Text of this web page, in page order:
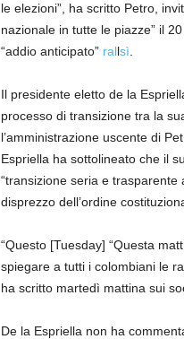
le elezioni”, ha scritto Petro,
nazionale in tutte le piazze” il
“addio anticipato” rallsì
Il presidente eletto de la
processo di transizione tra la
l’amministrazione uscente di
Espriella ha sottolineato che il
“transizione seria e
disprezzo dell’ordine
“Questo [Tuesday] “Questa
spiegare a tutti i colombiani le
ha scritto martedì mattina sui
De la Espriella non ha